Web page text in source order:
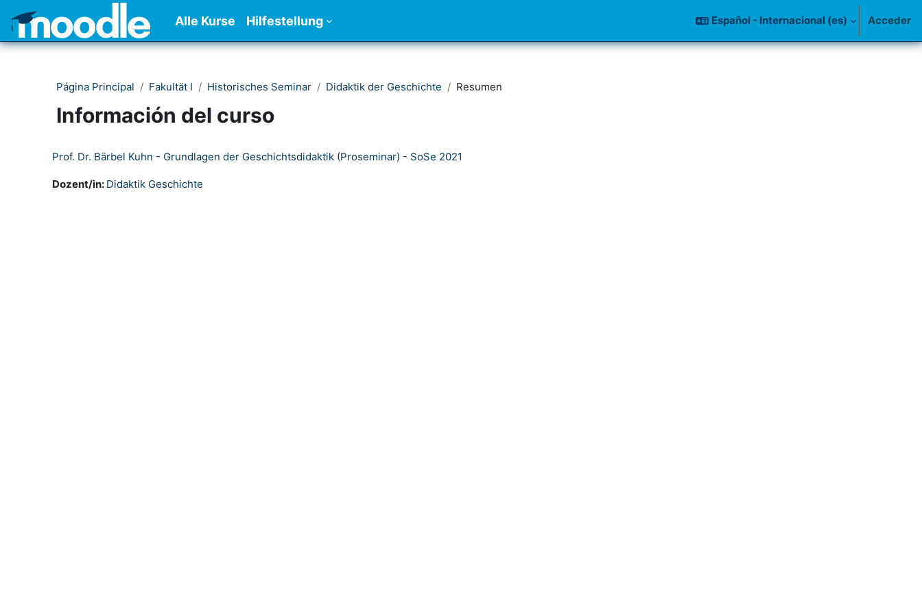
Salta al contenido principal
Alle Kurse Hilfestellung Español - Internacional ‎(es)‎ Acceder
Página Principal Fakultät I Historisches Seminar Didaktik der Geschichte Resumen
Información del curso
Prof. Dr. Bärbel Kuhn - Grundlagen der Geschichtsdidaktik (Proseminar) - SoSe 2021
Dozent/in: Didaktik Geschichte